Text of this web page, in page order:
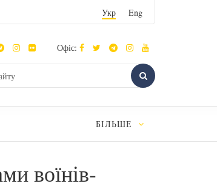
Укр Eng
Офіс:
БІЛЬШЕ
воїнів-